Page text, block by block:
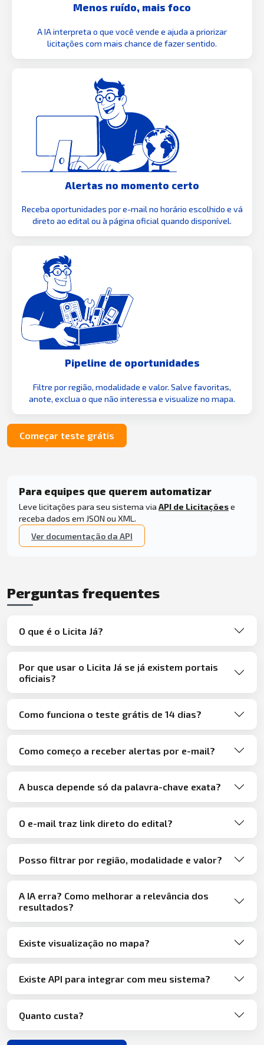
Menos ruído, mais foco
A IA interpreta o que você vende e ajuda a priorizar
licitações com mais chance de fazer sentido.
Alertas no momento certo
Receba oportunidades por e-mail no horário escolhido e vá
direto ao edital ou à página oficial quando disponível.
Pipeline de oportunidades
Filtre por região, modalidade e valor. Salve favoritas,
anote, exclua o que não interessa e visualize no mapa.
Começar teste grátis
Para equipes que querem automatizar
Leve licitações para seu sistema via API de Licitaçõese
receba dados em JSON ou XML.
Ver documentação da API
Perguntas frequentes
O que é o Licita Já?
Por que usar o Licita Já se já existem portais
oficiais?
Como funciona o teste grátis de 14 dias?
Como começo a receber alertas por e-mail?
A busca depende só da palavra-chave exata?
O e-mail traz link direto do edital?
Posso filtrar por região, modalidade e valor?
A IA erra? Como melhorar a relevância dos
resultados?
Existe visualização no mapa?
Existe API para integrar com meu sistema?
Quanto custa?